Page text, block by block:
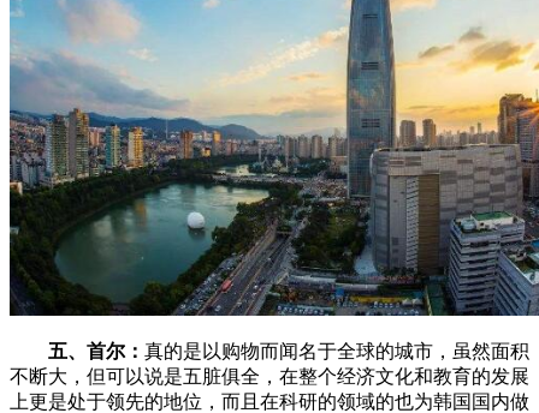
五、首尔： 真的是以购物而闻名于全球的城市，虽然面积
不断大，但可以说是五脏俱全，在整个经济文化和教育的发展
上更是处于领先的地位，而且在科研的领域的也为韩国国内做